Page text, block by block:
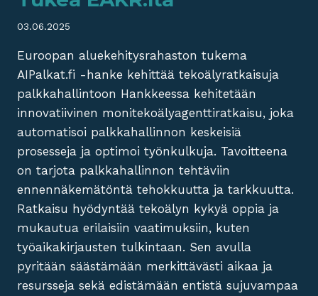
03.06.2025
Euroopan aluekehitysrahaston tukema
AIPalkat.fi -hanke kehittää tekoälyratkaisuja
palkkahallintoon Hankkeessa kehitetään
innovatiivinen monitekoälyagenttiratkaisu, joka
automatisoi palkkahallinnon keskeisiä
prosesseja ja optimoi työnkulkuja. Tavoitteena
on tarjota palkkahallinnon tehtäviin
ennennäkemätöntä tehokkuutta ja tarkkuutta.
Ratkaisu hyödyntää tekoälyn kykyä oppia ja
mukautua erilaisiin vaatimuksiin, kuten
työaikakirjausten tulkintaan. Sen avulla
pyritään säästämään merkittävästi aikaa ja
resursseja sekä edistämään entistä sujuvampaa